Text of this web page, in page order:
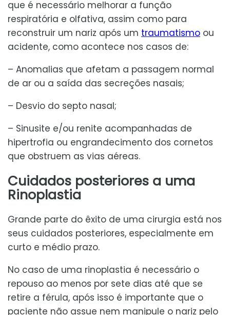
que é necessário melhorar a função
respiratória e olfativa, assim como para
reconstruir um nariz após um traumatismo ou
acidente, como acontece nos casos de:
– Anomalias que afetam a passagem normal
de ar ou a saída das secreções nasais;
– Desvio do septo nasal;
– Sinusite e/ou renite acompanhadas de
hipertrofia ou engrandecimento dos cornetos
que obstruem as vias aéreas.
Cuidados posteriores a uma
Rinoplastia
Grande parte do êxito de uma cirurgia está nos
seus cuidados posteriores, especialmente em
curto e médio prazo.
No caso de uma rinoplastia é necessário o
repouso ao menos por sete dias até que se
retire a férula, após isso é importante que o
paciente não assue nem manipule o nariz pelo